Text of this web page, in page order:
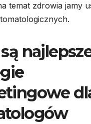
temat zdrowia jamy